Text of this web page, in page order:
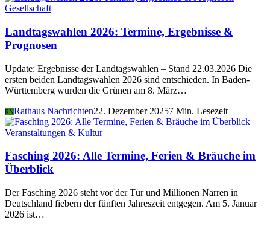
Gesellschaft
Landtagswahlen 2026: Termine, Ergebnisse &
Prognosen
Update: Ergebnisse der Landtagswahlen – Stand 22.03.2026 Die
ersten beiden Landtagswahlen 2026 sind entschieden. In Baden-
Württemberg wurden die Grünen am 8. März…
RNRathaus Nachrichten22. Dezember 20257 Min. Lesezeit
Veranstaltungen & Kultur
Fasching 2026: Alle Termine, Ferien & Bräuche im
Überblick
Der Fasching 2026 steht vor der Tür und Millionen Narren in
Deutschland fiebern der fünften Jahreszeit entgegen. Am 5. Januar
2026 ist…